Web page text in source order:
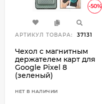
-50%
АРТИКУЛ ТОВАРА: 37131
Чехол с магнитным
держателем карт для
Google Pixel 8
(зеленый)
НЕТ В НАЛИЧИИ